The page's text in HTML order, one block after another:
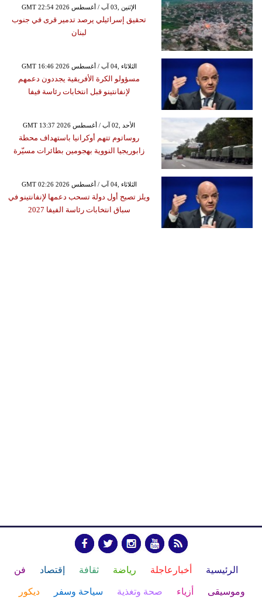
GMT 22:54 2026 الإثنين ,03 آب / أغسطس
تحقيق إسرائيلي يرصد تدمير قرى في جنوب
لبنان
GMT 16:46 2026 الثلاثاء ,04 آب / أغسطس
مسؤولو الكرة الأفريقية يجددون دعمهم
لإنفانتينو قبل انتخابات رئاسة فيفا
GMT 13:37 2026 الأحد ,02 آب / أغسطس
روساتوم تتهم أوكرانيا باستهداف محطة
زابوريجيا النووية بهجومين بطائرات مسيّرة
GMT 02:26 2026 الثلاثاء ,04 آب / أغسطس
ويلز تصبح أول دولة تسحب دعمها لإنفانتينو في
سباق انتخابات رئاسة الفيفا 2027
الرئيسية أخبارعاجلة رياضة ثقافة إقتصاد فن
وموسيقى أزياء صحة وتغذية سياحة وسفر ديكور